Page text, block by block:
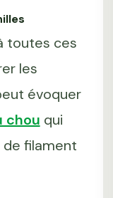
toutes ces
les
évoquer
chou qui
de filament